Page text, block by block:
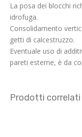
La posa dei blocchi
idrofuga.
Consolidamento
getti di calcestruzzo.
Eventuale uso di
pareti esterne, è da
Prodotti correlati